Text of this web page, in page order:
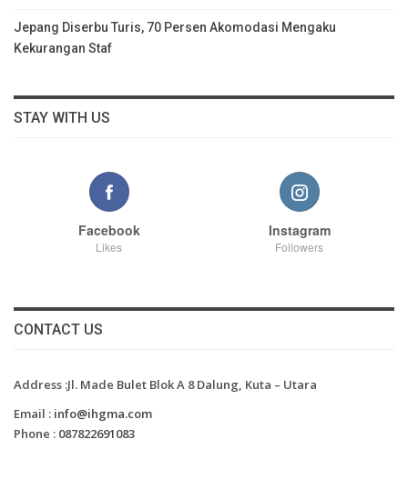
Jepang Diserbu Turis, 70 Persen Akomodasi Mengaku
Kekurangan Staf
STAY WITH US
Facebook
Likes
Instagram
Followers
CONTACT US
Address :Jl. Made Bulet Blok A 8 Dalung, Kuta – Utara
Email : info@ihgma.com
Phone : 087822691083